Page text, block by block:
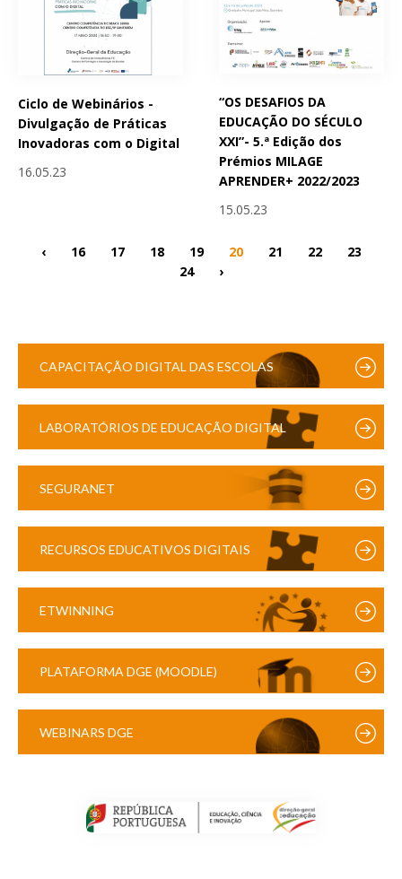
Ciclo de Webinários -
Divulgação de Práticas
Inovadoras com o Digital
16.05.23
“OS DESAFIOS DA
EDUCAÇÃO DO SÉCULO
XXI”- 5.ª Edição dos
Prémios MILAGE
APRENDER+ 2022/2023
15.05.23
‹ 16 17 18 19 20 21 22
23
24
›
CAPACITAÇÃO DIGITAL DAS ESCOLAS
LABORATÓRIOS DE EDUCAÇÃO DIGITAL
SEGURANET
RECURSOS EDUCATIVOS DIGITAIS
ETWINNING
PLATAFORMA DGE (MOODLE)
WEBINARS DGE